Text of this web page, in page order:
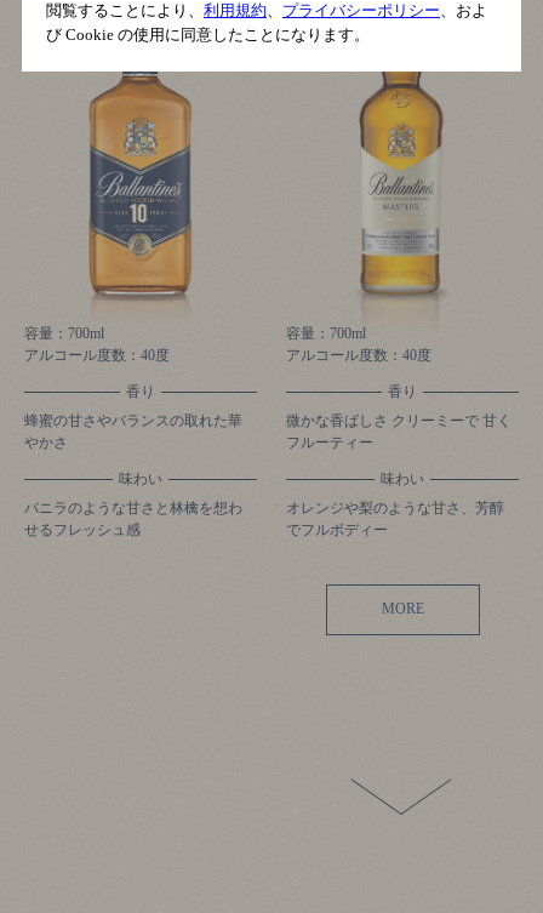
容量：700ml
アルコール度数：40度
香り
蜂蜜の甘さやバランスの取れた華
やかさ
味わい
バニラのような甘さと林檎を想わ
せるフレッシュ感
容量：700ml
アルコール度数：40度
香り
微かな香ばしさ クリーミーで 甘く
フルーティー
味わい
オレンジや梨のような甘さ、芳醇
でフルボディー
MORE
閲覧することにより、 利用規約、 プライバシーポリシー、およ
び Cookie の使用に同意したことになります。